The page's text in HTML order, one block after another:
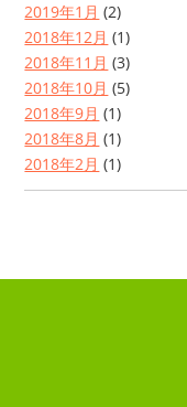
2019年1月 (2)
2018年12月 (1)
2018年11月 (3)
2018年10月 (5)
2018年9月 (1)
2018年8月 (1)
2018年2月 (1)